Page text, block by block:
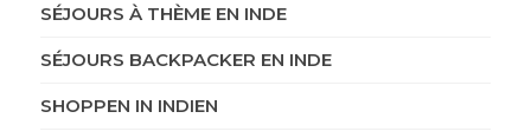
SÉJOURS À THÈME EN INDE
SÉJOURS BACKPACKER EN INDE
SHOPPEN IN INDIEN